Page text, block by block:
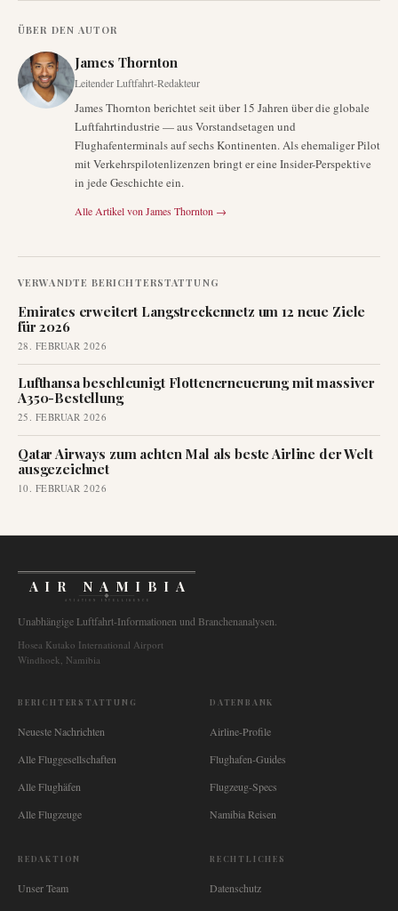
ÜBER DEN AUTOR
James Thornton
Leitender Luftfahrt-Redakteur
James Thornton berichtet seit über 15 Jahren über die globale
Luftfahrtindustrie — aus Vorstandsetagen und
Flughafenterminals auf sechs Kontinenten. Als ehemaliger Pilot
mit Verkehrspilotenlizenzen bringt er eine Insider-Perspektive
in jede Geschichte ein.
Alle Artikel von James Thornton →
VERWANDTE BERICHTERSTATTUNG
Emirates erweitert Langstreckennetz um 12 neue Ziele
für 2026
28. FEBRUAR 2026
Lufthansa beschleunigt Flottenerneuerung mit massiver
A350-Bestellung
25. FEBRUAR 2026
Qatar Airways zum achten Mal als beste Airline der Welt
ausgezeichnet
10. FEBRUAR 2026
AIR NAMIBIA
AVIATION INTELLIGENCE
Unabhängige Luftfahrt-Informationen und Branchenanalysen.
Hosea Kutako International Airport
Windhoek, Namibia
BERICHTERSTATTUNG
Neueste Nachrichten
Alle Fluggesellschaften
Alle Flughäfen
Alle Flugzeuge
DATENBANK
Airline-Profile
Flughafen-Guides
Flugzeug-Specs
Namibia Reisen
REDAKTION
Unser Team
RECHTLICHES
Datenschutz